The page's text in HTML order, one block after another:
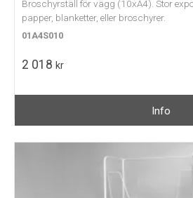
Broschyrställ för vägg (10xA4). Stor
papper, blanketter, eller broschyrer.
01A4S010
2 018 kr
Info